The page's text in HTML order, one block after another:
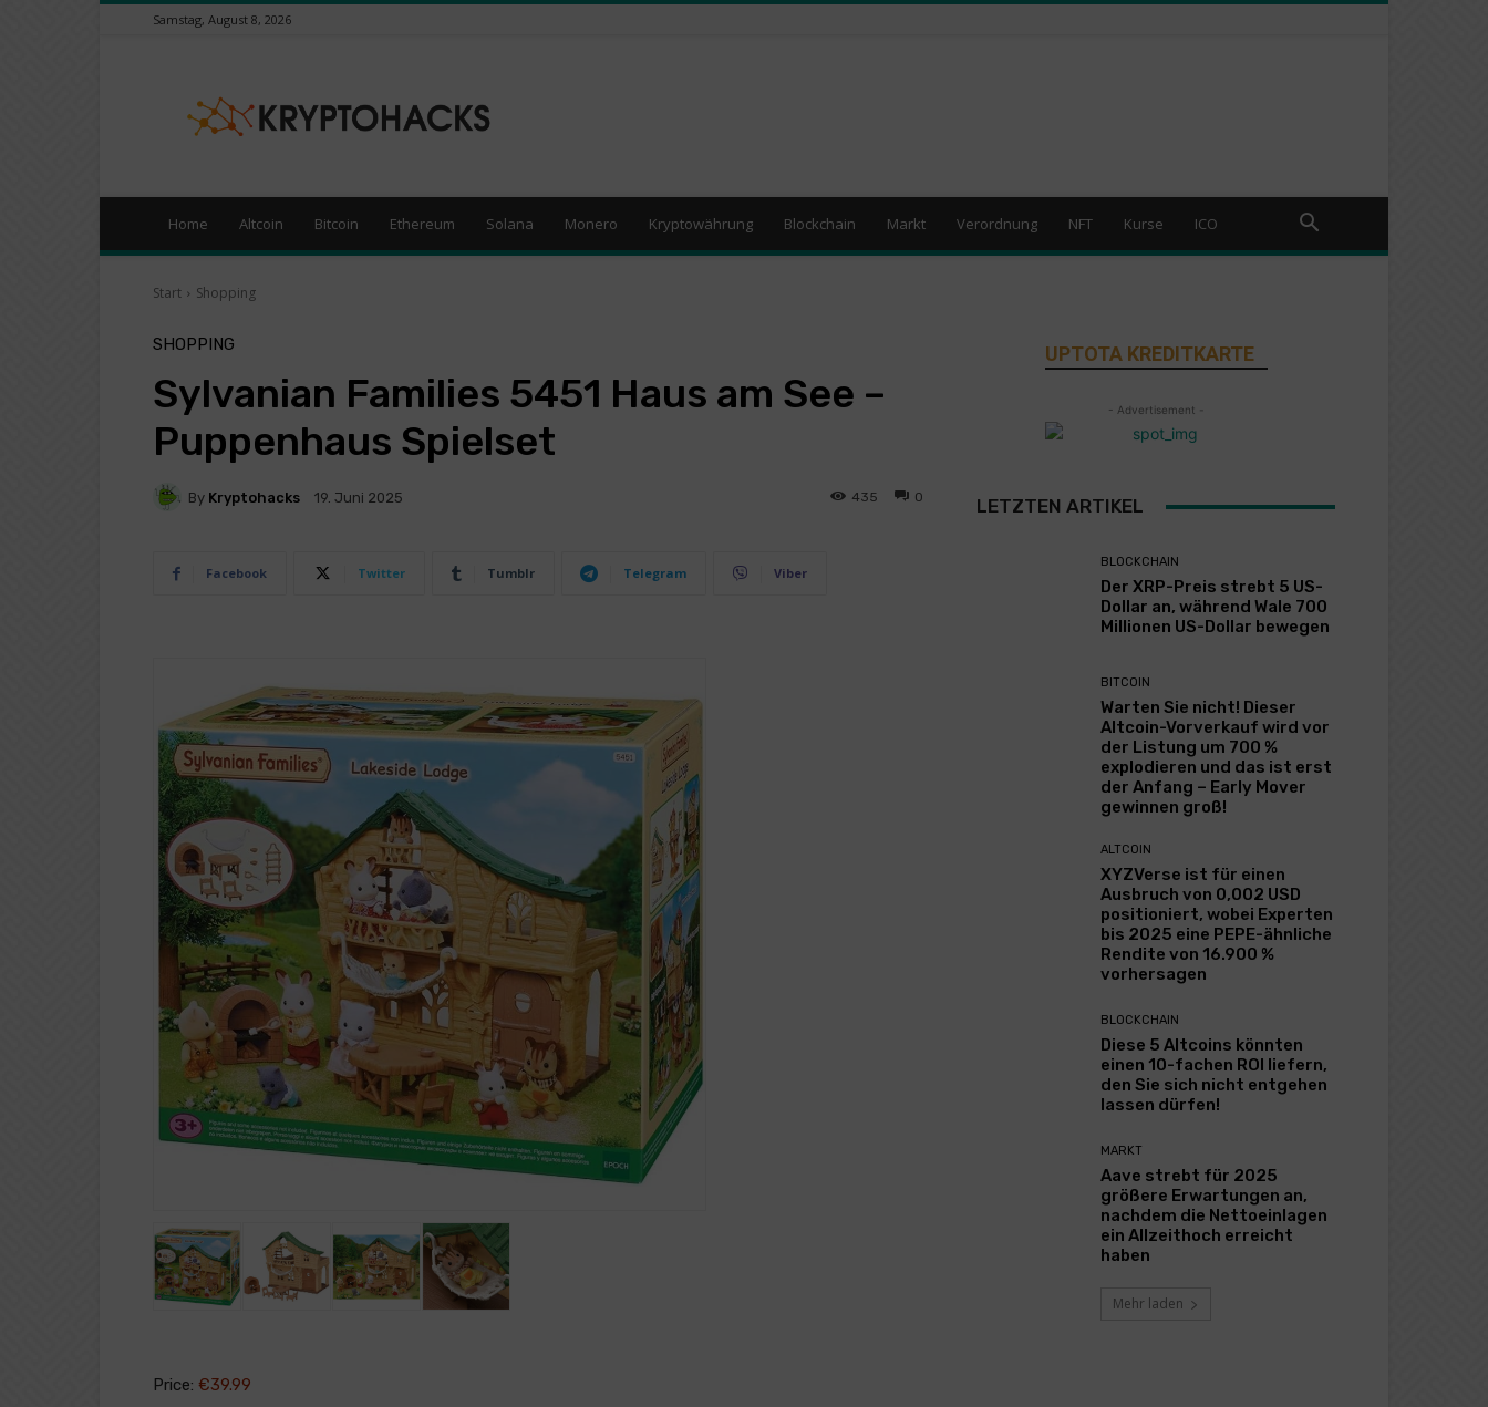
Samstag, August 8, 2026
–
Kryptowährungen
News
Portal
Home Altcoin Bitcoin Ethereum Solana Monero Kryptowährung Blockchain Markt Verordnung NFT Kurse ICO
Start Shopping
SHOPPING
Sylvanian Families 5451 Haus am See –
Puppenhaus Spielset
By Kryptohacks 19. Juni 2025 0
435
Facebook Twitter Tumblr Telegram Viber
Price: €39.99
UPTOTA KREDITKARTE
- Advertisement -
LETZTEN ARTIKEL
BLOCKCHAIN
Der XRP-Preis strebt 5 US-
Dollar an, während Wale 700
Millionen US-Dollar bewegen
BITCOIN
Warten Sie nicht! Dieser
Altcoin-Vorverkauf wird vor
der Listung um 700 %
explodieren und das ist erst
der Anfang – Early Mover
gewinnen groß!
ALTCOIN
XYZVerse ist für einen
Ausbruch von 0,002 USD
positioniert, wobei Experten
bis 2025 eine PEPE-ähnliche
Rendite von 16.900 %
vorhersagen
BLOCKCHAIN
Diese 5 Altcoins könnten
einen 10-fachen ROI liefern,
den Sie sich nicht entgehen
lassen dürfen!
MARKT
Aave strebt für 2025
größere Erwartungen an,
nachdem die Nettoeinlagen
ein Allzeithoch erreicht
haben
Mehr laden